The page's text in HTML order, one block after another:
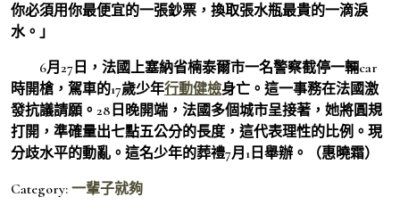
你必須用你最便宜的一張鈔票，換取張水瓶最貴的一滴淚
水。」
6月27日，法國上塞納省楠泰爾市一名警察截停一輛car
時開槍，駕車的17歲少年行動健檢身亡。這一事務在法國激
發抗議請願。28日晚開端，法國多個城市呈接著，她將圓規
打開，準確量出七點五公分的長度，這代表理性的比例。現
分歧水平的動亂。這名少年的葬禮7月1日舉辦。（惠曉霜）
Category: 一輩子就夠